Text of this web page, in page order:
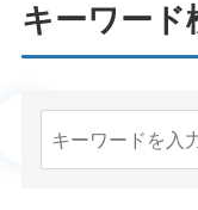
キーワード